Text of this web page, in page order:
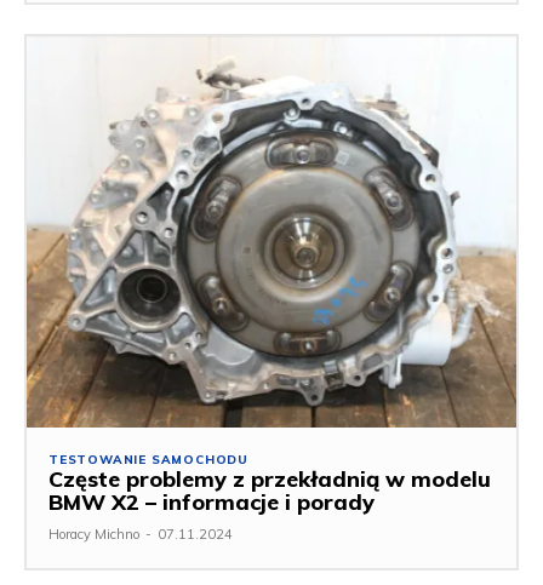
TESTOWANIE SAMOCHODU
Częste problemy z przekładnią w modelu
BMW X2 – informacje i porady
Horacy Michno - 07.11.2024